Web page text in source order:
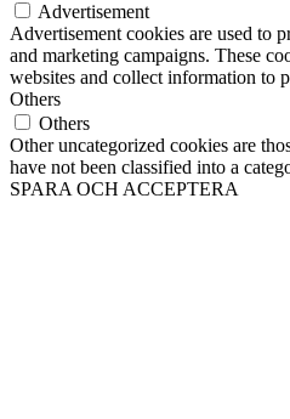
Advertisement
Advertisement cookies are used to
and marketing campaigns. These
websites and collect information to
Others
Others
Other uncategorized cookies are
have not been classified into a
SPARA OCH ACCEPTERA